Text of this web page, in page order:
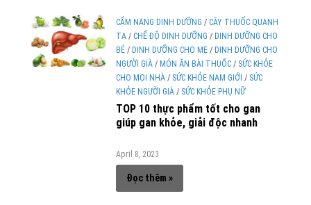
CẨM NANG DINH DƯỠNG / CÂY THUỐC QUANH
TA / CHẾ ĐỘ DINH DƯỠNG / DINH DƯỠNG CHO
BÉ / DINH DƯỠNG CHO MẸ / DINH DƯỠNG CHO
NGƯỜI GIÀ / MÓN ĂN BÀI THUỐC / SỨC KHỎE
CHO MỌI NHÀ / SỨC KHỎE NAM GIỚI / SỨC
KHỎE NGƯỜI GIÀ / SỨC KHỎE PHỤ NỮ
TOP 10 thực phẩm tốt cho gan
giúp gan khỏe, giải độc nhanh
April 8, 2023
Đọc thêm »